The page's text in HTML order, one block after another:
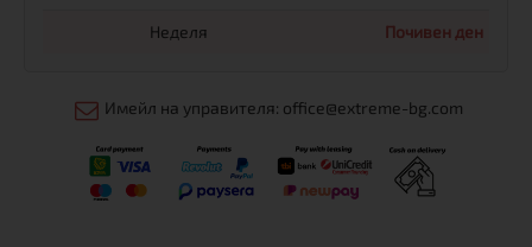
Неделя Почивен ден
Имейл на управителя: office@extreme-bg.com